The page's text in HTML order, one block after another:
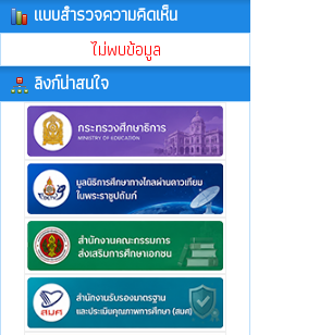
แบบสำรวจความคิดเห็น
ไม่พบข้อมูล
ลิงก์น่าสนใจ